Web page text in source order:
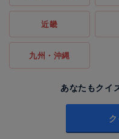
近畿
九州・沖縄
あなたもクイ